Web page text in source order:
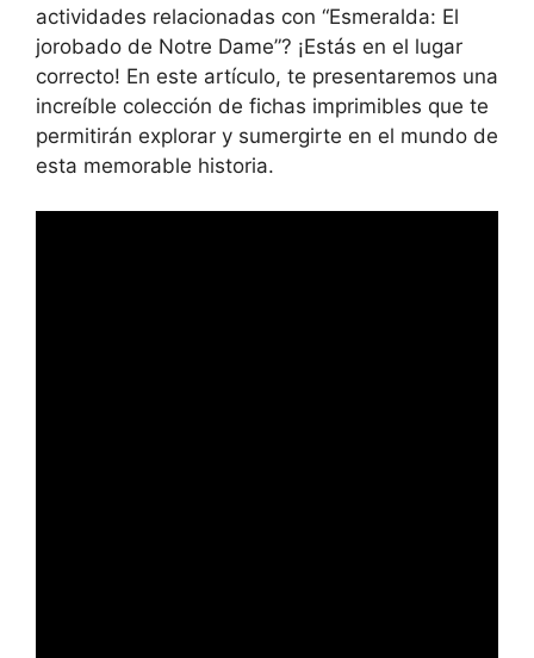
actividades relacionadas con “Esmeralda: El
jorobado de Notre Dame”? ¡Estás en el lugar
correcto! En este artículo, te presentaremos una
increíble colección de fichas imprimibles que te
permitirán explorar y sumergirte en el mundo de
esta memorable historia.